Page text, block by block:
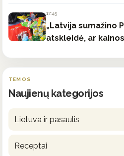
17:45
„Latvija sumažino
atskleidė, ar
TEMOS
Naujienų kategorijos
Lietuva ir pasaulis
Receptai